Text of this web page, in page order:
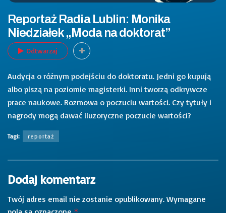
Reportaż Radia Lublin: Monika
Niedziałek „Moda na doktorat”
Odtwarzaj
Audycja o różnym podejściu do doktoratu. Jedni go kupują
albo piszą na poziomie magisterki. Inni tworzą odkrywcze
prace naukowe. Rozmowa o poczuciu wartości. Czy tytuły i
nagrody mogą dawać iluzoryczne poczucie wartości?
Tagi: reportaż
Dodaj komentarz
Twój adres email nie zostanie opublikowany. Wymagane